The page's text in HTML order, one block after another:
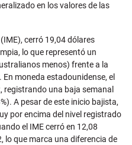
en los valores de las
cerró 19,04 dólares
lo que representó un
menos) frente a la
moneda estadounidense, el
registrando una baja semanal
A pesar de este inicio bajista,
por encima del nivel registrado
el IME cerró en 12,08
lo que marca una diferencia de